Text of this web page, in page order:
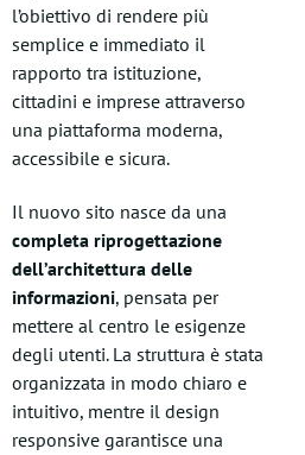
l’obiettivo di rendere più
semplice e immediato il
rapporto tra istituzione,
cittadini e imprese attraverso
una piattaforma moderna,
accessibile e sicura.
Il nuovo sito nasce da una
completa riprogettazione
dell’architettura delle
informazioni, pensata per
mettere al centro le esigenze
degli utenti. La struttura è stata
organizzata in modo chiaro e
intuitivo, mentre il design
responsive garantisce una